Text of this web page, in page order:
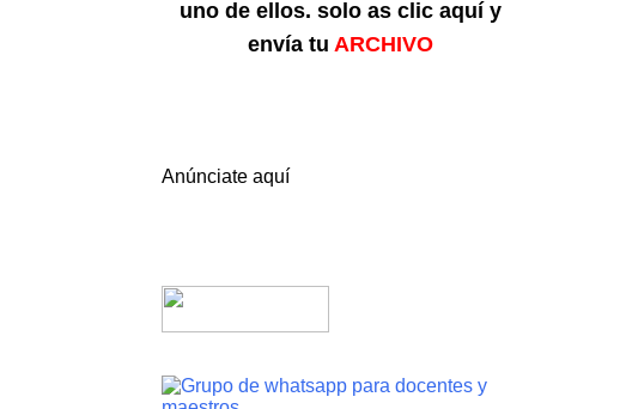
uno de ellos. solo as clic aquí y
envía tuARCHIVO
Anúnciate aquí